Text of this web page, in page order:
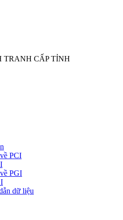
TRANH CẤP TỈNH
PCI
PGI
dữ liệu